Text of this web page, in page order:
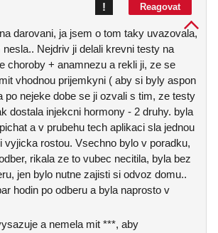
Reagovat
!
darovani, ja jsem o tom taky uvazovala,
Nejdriv ji delali krevni testy na
choroby + anamnezu a rekli ji, ze se
vhodnou prijemkyni ( aby si byly aspon
po nejeke dobe se ji ozvali s tim, ze testy
dostala injekcni hormony - 2 druhy. byla
a v prubehu tech aplikaci sla jednou
vyjicka rostou. Vsechno bylo v poradku,
rikala ze to vubec necitila, byla bez
jen bylo nutne zajisti si odvoz domu..
hodin po odberu a byla naprosto v
a nemela mit ***, aby